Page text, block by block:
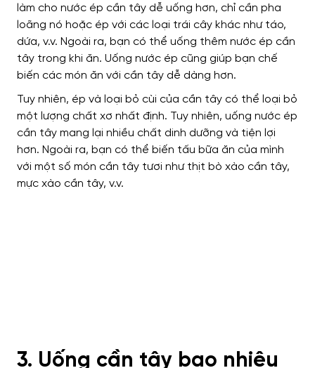
làm cho nước ép cần tây dễ uống hơn, chỉ cần pha
loãng nó hoặc ép với các loại trái cây khác như táo,
dứa, v.v. Ngoài ra, bạn có thể uống thêm nước ép cần
tây trong khi ăn. Uống nước ép cũng giúp bạn chế
biến các món ăn với cần tây dễ dàng hơn.
Tuy nhiên, ép và loại bỏ cùi của cần tây có thể loại bỏ
một lượng chất xơ nhất định. Tuy nhiên, uống nước ép
cần tây mang lại nhiều chất dinh dưỡng và tiện lợi
hơn. Ngoài ra, bạn có thể biến tấu bữa ăn của mình
với một số món cần tây tươi như thịt bò xào cần tây,
mực xào cần tây, v.v.
3. Uống cần tây bao nhiêu